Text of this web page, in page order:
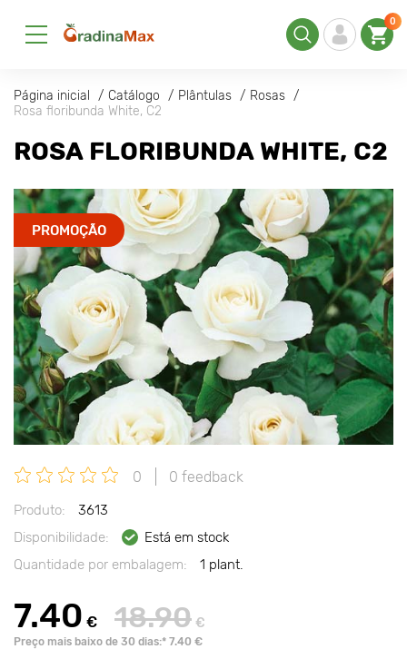
0
Página inicial Catálogo Plântulas
Rosas
Rosa floribunda White, C2
ROSA FLORIBUNDA WHITE, C2
PROMOÇÃO
0 0 feedback
Produto:
3613
Disponibilidade:
Está em stock
Quantidade por embalagem:
1 plant.
7.40 € 18.90 €
Preço mais baixo de 30 dias:* 7.40 €